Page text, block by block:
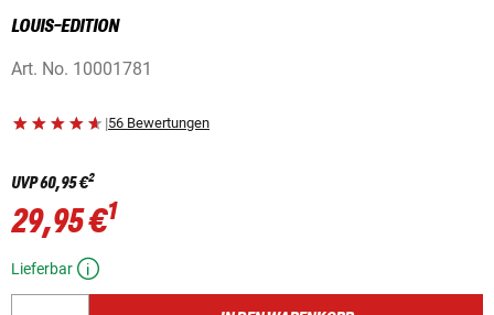
LOUIS-EDITION
Art. No. 10001781
|56 Bewertungen
UVP60,95 €2
29,95 €1
Lieferbar